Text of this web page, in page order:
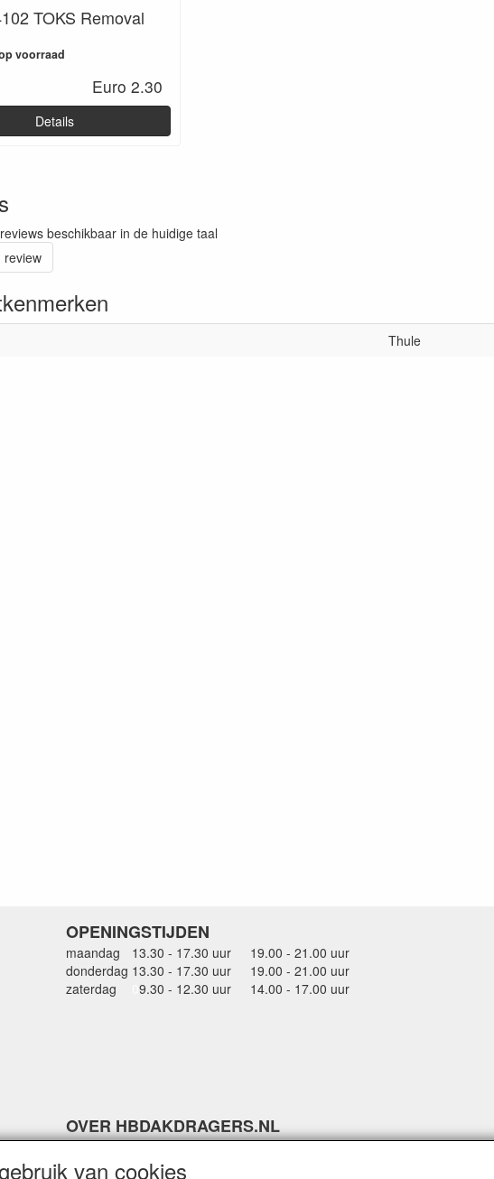
TOKS Removal
voorraad
Euro 2.30
Details
beschikbaar in de huidige taal
review
Thule
OPENINGSTIJDEN
maandag 13.30 - 17.30 uur
19.00 - 21.00 uur
donderdag 13.30 - 17.30 uur
19.00 - 21.00 uur
zaterdag
9.30 - 12.30 uur 14.00 - 17.00 uur
OVER HBDAKDRAGERS.NL
Thule dakkoffer specialist in Hardinxveld-Giessendam
van cookies